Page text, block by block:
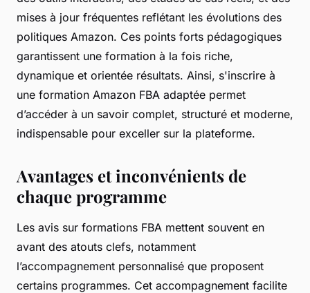
mises à jour fréquentes reflétant les évolutions des
politiques Amazon. Ces points forts pédagogiques
garantissent une formation à la fois riche,
dynamique et orientée résultats. Ainsi, s'inscrire à
une formation Amazon FBA adaptée permet
d’accéder à un savoir complet, structuré et moderne,
indispensable pour exceller sur la plateforme.
Avantages et inconvénients de
chaque programme
Les avis sur formations FBA mettent souvent en
avant des atouts clefs, notamment
l’accompagnement personnalisé que proposent
certains programmes. Cet accompagnement facilite